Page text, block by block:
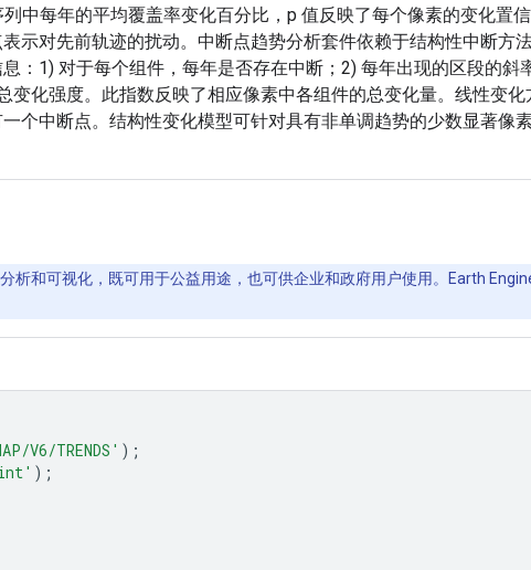
中每年的平均覆盖率变化百分比，p 值反映了每个像素的变化置
示对先前轨迹的扰动。中断点趋势分析套件依赖于结构性中断方
：1) 对于每个组件，每年是否存在中断；2) 每年出现的区段的斜
化强度。此指数反映了相应像素中各组件的总变化量。线性变
个中断点。结构性变化模型可针对具有非单调趋势的少数显著像
析和可视化，既可用于公益用途，也可供企业和政府用户使用。Earth
V6/TRENDS' );
);